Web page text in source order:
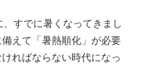
すでに暑くなってきまし
えて「暑熱順化」が必要
ればならない時代になっ